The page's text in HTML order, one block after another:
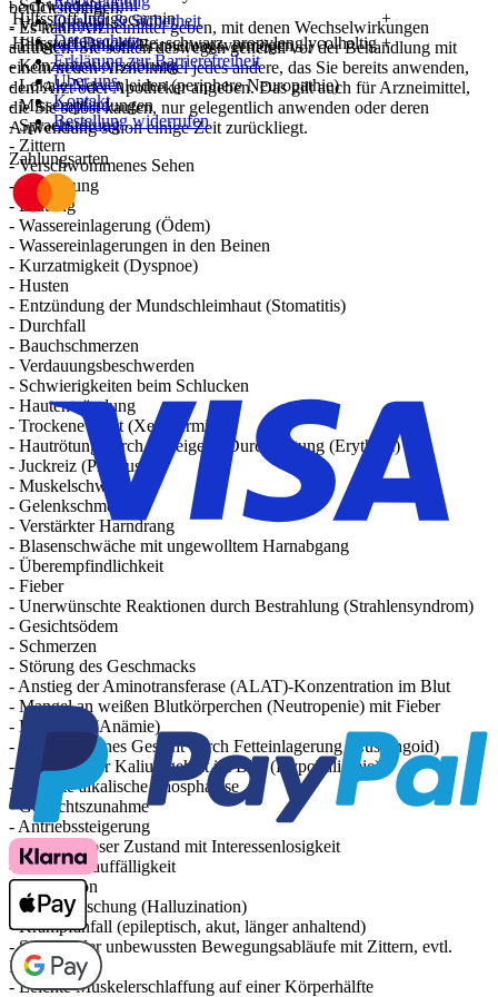
- Schwindelgefühl
- Verwirrtheit
- Eingeschränktes Erinnerungsvermögen
- Konzentrationsstörung
- Lokale Nervenleiden (periphere Neuropathie)
- Missempfindungen
- Sprachstörung
- Zittern
- Verschwommenes Sehen
- Hörstörung
- Blutung
- Wassereinlagerung (Ödem)
- Wassereinlagerungen in den Beinen
- Kurzatmigkeit (Dyspnoe)
- Husten
- Entzündung der Mundschleimhaut (Stomatitis)
- Durchfall
- Bauchschmerzen
- Verdauungsbeschwerden
- Schwierigkeiten beim Schlucken
- Hautentzündung
- Trockene Haut (Xerodermie)
- Hautrötung durch gesteigerte Durchblutung (Erythem)
- Juckreiz (Pruritus)
- Muskelschwäche
- Gelenkschmerzen
- Verstärkter Harndrang
- Blasenschwäche mit ungewolltem Harnabgang
- Überempfindlichkeit
- Fieber
- Unerwünschte Reaktionen durch Bestrahlung (Strahlensyndrom)
- Gesichtsödem
- Schmerzen
- Störung des Geschmacks
- Anstieg der Aminotransferase (ALAT)-Konzentration im Blut
- Mangel an weißen Blutkörperchen (Neutropenie) mit Fieber
- Blutarmut (Anämie)
- Aufgedunsenes Gesicht durch Fetteinlagerung (Cushingoid)
- Verminderter Kaliumgehalt im Blut (Hypokaliämie)
- Erhöhte alkalische Phosphatase
- Gewichtszunahme
- Antriebssteigerung
- Emotionsloser Zustand mit Interessenlosigkeit
- Verhaltensauffälligkeit
- Depression
- Sinnestäuschung (Halluzination)
- Krampfanfall (epileptisch, akut, länger anhaltend)
- Störung der unbewussten Bewegungsabläufe mit Zittern, evtl.
Fallneigung
- Leichte Muskelerschlaffung auf einer Körperhälfte
berücksichtigen.
- Es kann Arzneimittel geben, mit denen Wechselwirkungen
auftreten. Sie sollten deswegen generell vor der Behandlung mit
einem neuen Arzneimittel jedes andere, das Sie bereits anwenden,
dem Arzt oder Apotheker angeben. Das gilt auch für Arzneimittel,
die Sie selbst kaufen, nur gelegentlich anwenden oder deren
Anwendung schon einige Zeit zurückliegt.
Hilfsstoff Indigocarmin
+
Hilfsstoff Drucktinte, schwarz, propylenglycolhaltig +
Qualität & Sicherheit
Datenschutz
Erklärung zur Barrierefreiheit
Über uns
Kontakt
Bestellung widerrufen
Zahlungsarten